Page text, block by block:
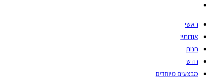
ראשי
אודותיי
חנות
חדש
מבצעים מיוחדים